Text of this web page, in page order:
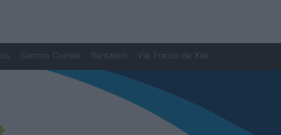
Samora Correia Santarém Vila Franca de Xira